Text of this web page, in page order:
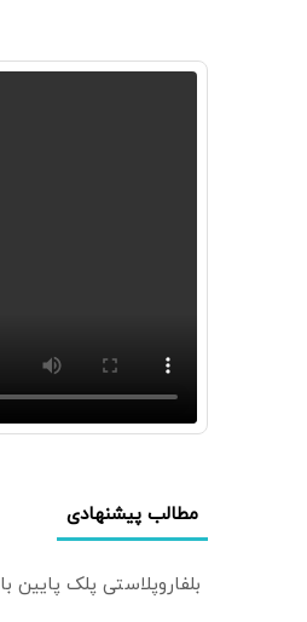
مطالب پیشنهادی
بلفاروپلاستی پلک پایین با ۱۰ میلیون تخفیف فقط 3۵ میلیون 👀